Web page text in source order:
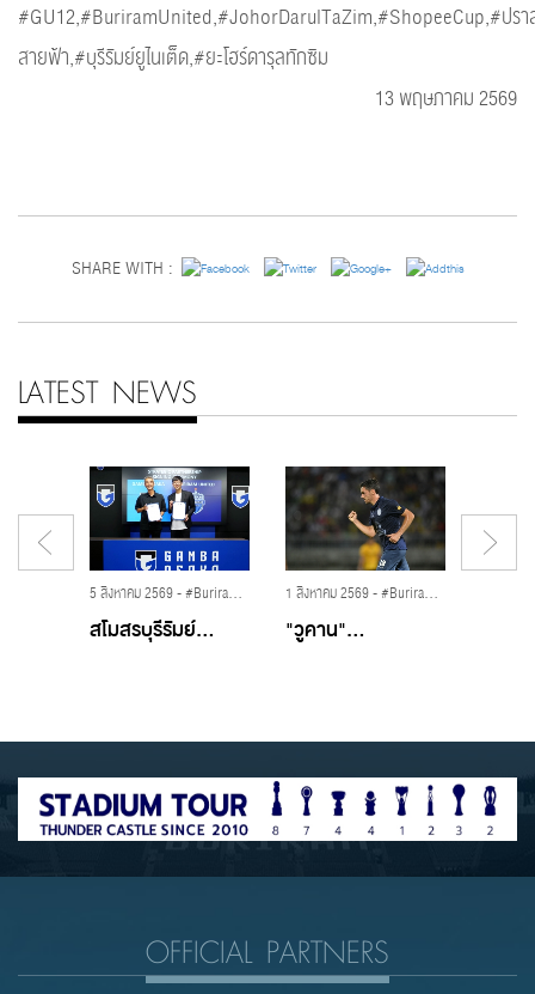
#GU12,#BuriramUnited,#JohorDarulTaZim,#ShopeeCup,#ปรา
สายฟ้า,#บุรีรัมย์ยูไนเต็ด,#ยะโฮร์ดารุลทักซิม
13 พฤษภาคม 2569
SHARE WITH :
LATEST NEWS
5 สิงหาคม 2569 - #BuriramUnited,#บุรีรัมย์ยูไนเต็ด,#GambaOsaka
สโมสรบุรีรัมย์...
1 สิงหาคม 2569 - #BuriramUnited,#บุรีรัมย์ยูไนเต็ด,#PattaniFC,#PreSeason2026,#วูคานซาวิเชวิช
"วูคาน"...
OFFICIAL PARTNERS